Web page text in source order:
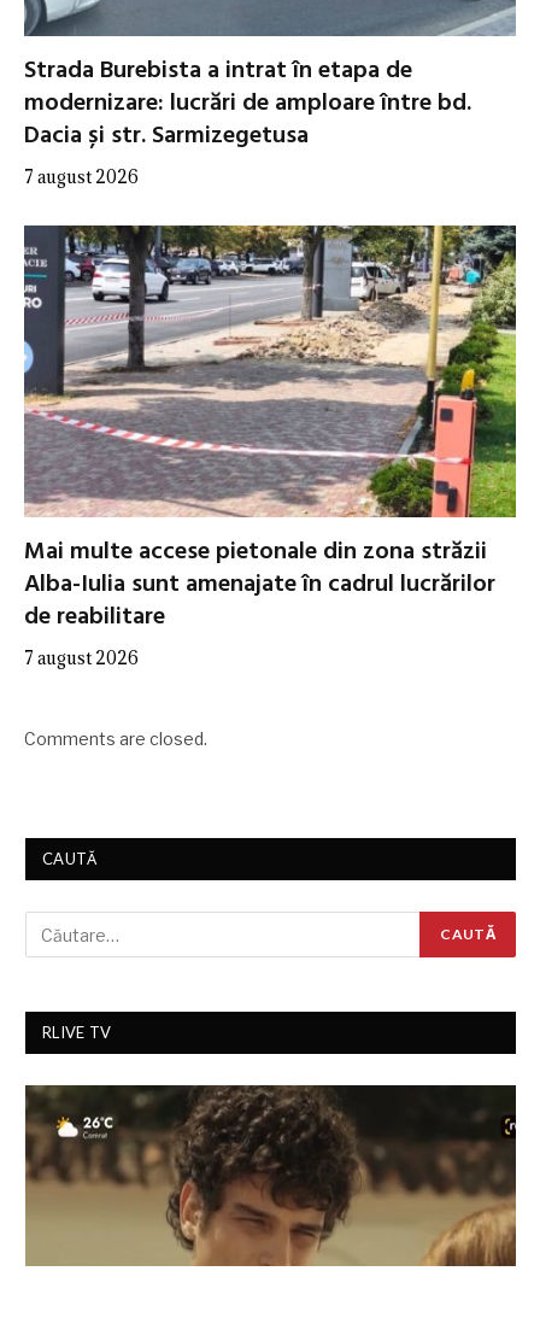
Strada Burebista a intrat în etapa de
modernizare: lucrări de amploare între bd.
Dacia și str. Sarmizegetusa
7 august 2026
Mai multe accese pietonale din zona străzii
Alba-Iulia sunt amenajate în cadrul lucrărilor
de reabilitare
7 august 2026
Comments are closed.
CAUTĂ
RLIVE TV